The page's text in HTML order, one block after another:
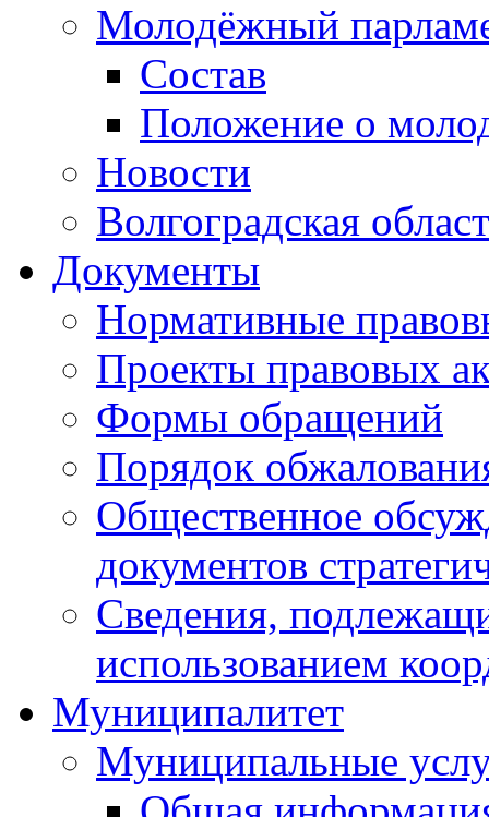
Молодёжный
Состав
Положение о
Новости
Волгоградская
Документы
Нормативные
Проекты правовых
Формы обращений
Порядок
Общественное
документов
Сведения,
использованием
Муниципалитет
Муниципальные